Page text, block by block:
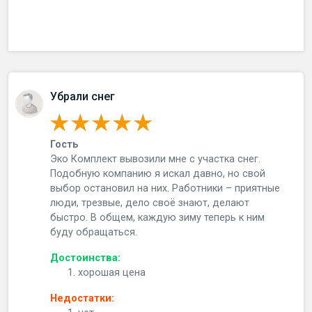
Убрали снег
Гость
Эко Комплект вывозили мне с участка снег.
Подобную компанию я искал давно, но свой
выбор остановил на них. Работники – приятные
люди, трезвые, дело своё знают, делают
быстро. В общем, каждую зиму теперь к ним
буду обращаться.
Достоинства:
хорошая цена
Недостатки: